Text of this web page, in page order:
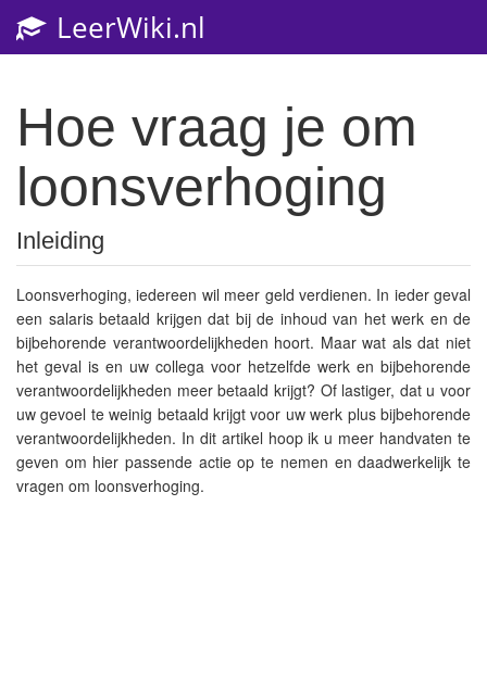
LeerWiki.nl
Hoe vraag je om
loonsverhoging
Inleiding
Loonsverhoging, iedereen wil meer geld verdienen. In ieder geval
een salaris betaald krijgen dat bij de inhoud van het werk en de
bijbehorende verantwoordelijkheden hoort. Maar wat als dat niet
het geval is en uw collega voor hetzelfde werk en bijbehorende
verantwoordelijkheden meer betaald krijgt? Of lastiger, dat u voor
uw gevoel te weinig betaald krijgt voor uw werk plus bijbehorende
verantwoordelijkheden. In dit artikel hoop ik u meer handvaten te
geven om hier passende actie op te nemen en daadwerkelijk te
vragen om loonsverhoging.